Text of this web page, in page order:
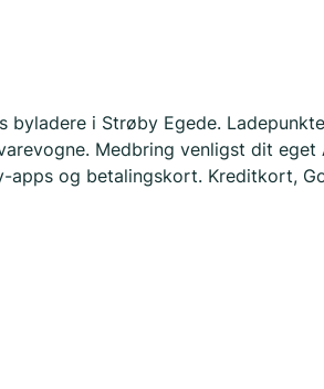
byladere i Strøby Egede.
Medbring venligst dit eget
apps og betalingskort. Kreditkort,